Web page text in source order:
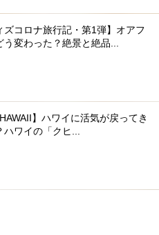
ズコロナ旅行記・第1弾】オアフ
う変わった？絶景と絶品...
HAWAII】ハワイに活気が戻ってき
ハワイの「クヒ...